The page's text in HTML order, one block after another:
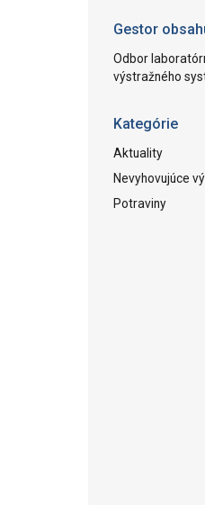
Gestor
Odbor
výstražného
Kategórie
Aktuality
Nevyhovujúce
Potraviny